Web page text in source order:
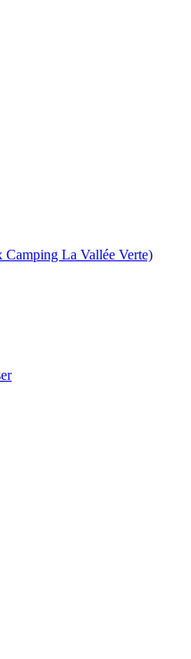
Camping La Vallée Verte)